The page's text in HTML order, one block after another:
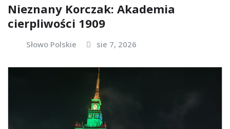
Nieznany Korczak: Akademia
cierpliwości 1909
Słowo Polskie sie 7, 2026